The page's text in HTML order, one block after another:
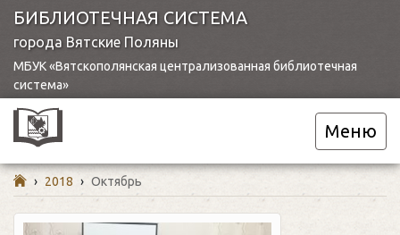
БИБЛИОТЕЧНАЯ СИСТЕМА
города Вятские Поляны
МБУК «Вятскополянская централизованная библиотечная
система»
Меню
› 2018 › Октябрь